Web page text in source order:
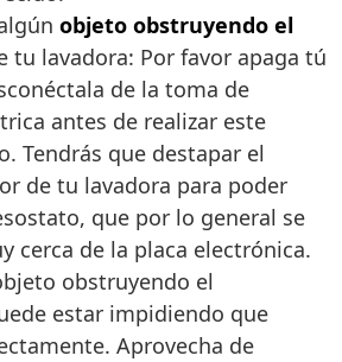
objeto obstruyendo el
tu lavadora: Por favor apaga tú
de la toma de
antes de realizar este
Tendrás que destapar el
de tu lavadora para poder
que por lo general se
cerca de la placa electrónica.
obstruyendo el
estar impidiendo que
Aprovecha de